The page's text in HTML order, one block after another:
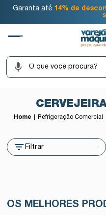
Garanta até 14% de
Home Refrigeração Comercial
Filtrar
OS MELHORES